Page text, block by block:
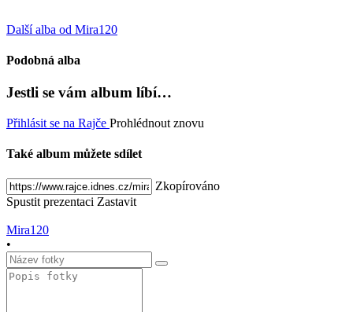
Další alba od Mira120
Podobná alba
Jestli se vám album líbí…
Přihlásit se na Rajče Prohlédnout znovu
Také album můžete sdílet
Zkopírováno
Spustit prezentaci Zastavit
Mira120
•